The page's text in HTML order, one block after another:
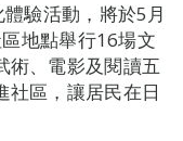
驗活動，將於5月
地點舉行16場文
術、電影及閱讀五
社區，讓居民在日